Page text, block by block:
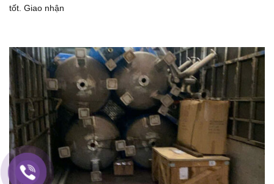
tốt. Giao nhận